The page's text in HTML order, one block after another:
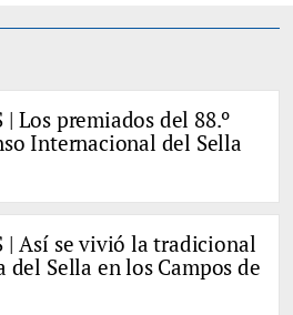
| Los premiados del 88.º
Internacional del Sella
| Así se vivió la tradicional
del Sella en los Campos de